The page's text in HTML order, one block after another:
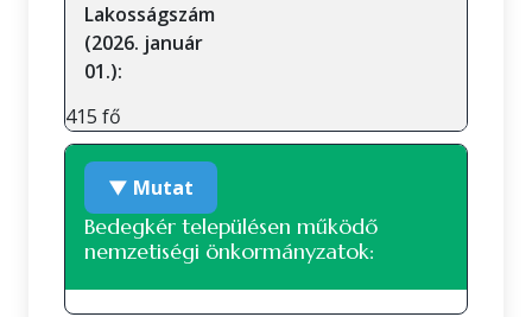
Lakosságszám
(2026. január
01.):
415 fő
▼ Mutat
Bedegkér településen működő
nemzetiségi önkormányzatok: